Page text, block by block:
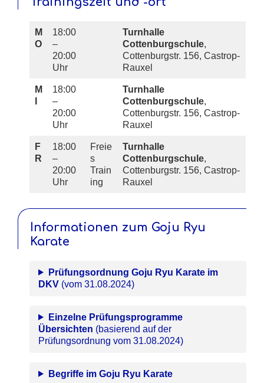
M
O
18:00
–
20:00
Uhr
Turnhalle
Cottenburgschule,
Cottenburgstr. 156, Castrop-
Rauxel
M
18:00
–
20:00
Uhr
Turnhalle
Cottenburgschule,
Cottenburgstr. 156, Castrop-
Rauxel
F
R
18:00
–
20:00
Uhr
Freie
s
Train
ing
Turnhalle
Cottenburgschule,
Cottenburgstr. 156, Castrop-
Rauxel
Informationen zum Goju Ryu
Karate
Prüfungsordnung Goju Ryu Karate im
DKV (vom 31.08.2024)
Einzelne Prüfungsprogramme
Übersichten (basierend auf der
Prüfungsordnung vom 31.08.2024)
Begriffe im Goju Ryu Karate